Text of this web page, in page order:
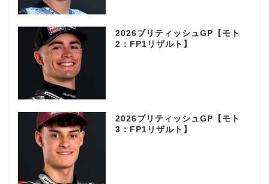
2026ブリティッシュGP【モト
2：FP1リザルト】
2026ブリティッシュGP【モト
3：FP1リザルト】